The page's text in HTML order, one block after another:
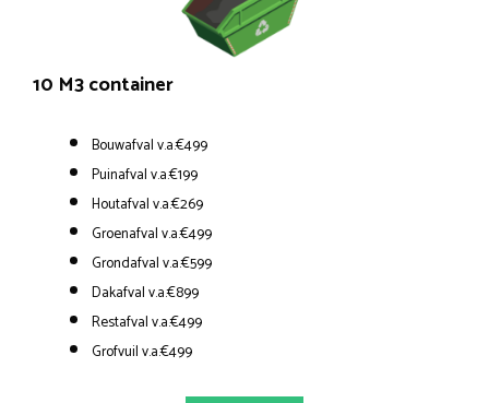
10 M3 container
Bouwafval v.a.€499
Puinafval v.a.€199
Houtafval v.a.€269
Groenafval v.a.€499
Grondafval v.a.€599
Dakafval v.a.€899
Restafval v.a.€499
Grofvuil v.a.€499